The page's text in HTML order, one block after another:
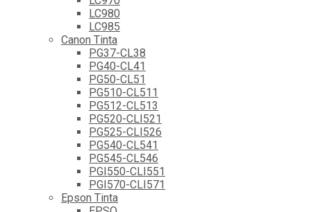
LC980
LC985
Canon Tinta
PG37-CL38
PG40-CL41
PG50-CL51
PG510-CL511
PG512-CL513
PG520-CLI521
PG525-CLI526
PG540-CL541
PG545-CL546
PGI550-CLI551
PGI570-CLI571
Epson Tinta